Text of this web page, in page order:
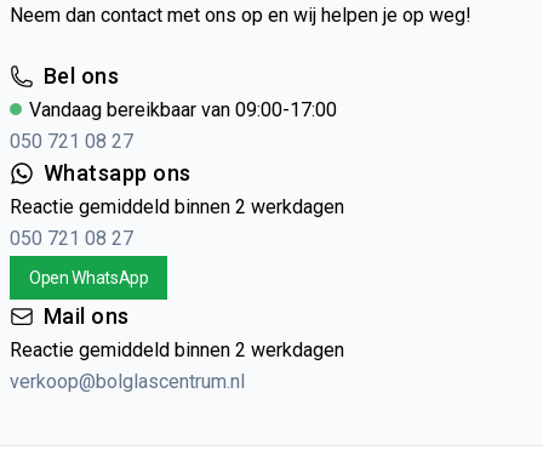
Neem dan contact met ons op en wij helpen je op weg!
Bel ons
Vandaag bereikbaar van 09:00-17:00
050 721 08 27
Whatsapp ons
Reactie gemiddeld binnen 2 werkdagen
050 721 08 27
Open WhatsApp
Mail ons
Reactie gemiddeld binnen 2 werkdagen
verkoop@bolglascentrum.nl